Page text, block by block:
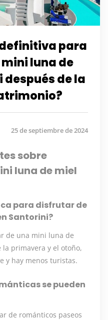
para
luna de
de la
25 de septiembre de 2024
sobre
luna de miel
para disfrutar de
Santorini?
de una mini luna de
la primavera y el otoño,
y hay menos turistas.
se pueden
de románticos paseos